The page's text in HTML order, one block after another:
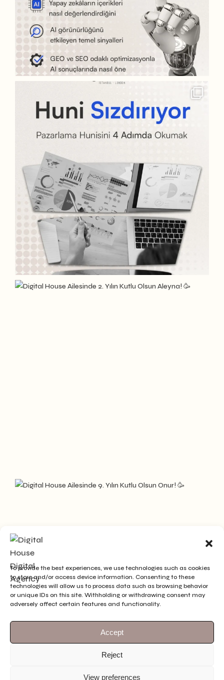
To provide the best experiences, we use technologies such as cookies
to store and/or access device information. Consenting to these
technologies will allow us to process data such as browsing behavior
or unique IDs on this site. Withholding or withdrawing consent may
adversely affect certain features and functionality.
Accept
Reject
View preferences